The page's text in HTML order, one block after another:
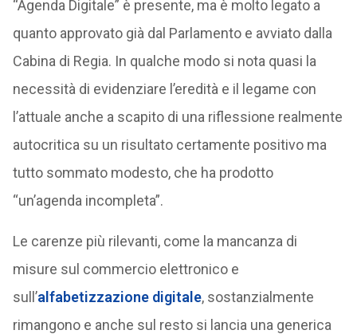
“Agenda Digitale” è presente, ma è molto legato a
quanto approvato già dal Parlamento e avviato dalla
Cabina di Regia. In qualche modo si nota quasi la
necessità di evidenziare l’eredità e il legame con
l’attuale anche a scapito di una riflessione realmente
autocritica su un risultato certamente positivo ma
tutto sommato modesto, che ha prodotto
“un’agenda incompleta”.
Le carenze più rilevanti, come la mancanza di
misure sul commercio elettronico e
sull’alfabetizzazione digitale, sostanzialmente
rimangono e anche sul resto si lancia una generica